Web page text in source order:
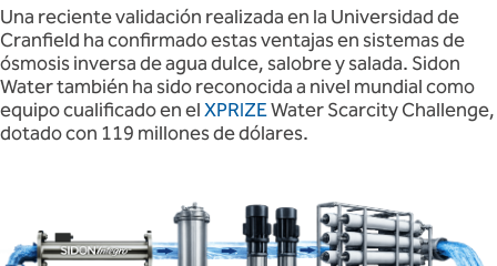
Una reciente validación realizada en la Universidad de
Cranfield ha confirmado estas ventajas en sistemas de
ósmosis inversa de agua dulce, salobre y salada. Sidon
Water también ha sido reconocida a nivel mundial como
equipo cualificado en elXPRIZEWater Scarcity Challenge,
dotado con 119 millones de dólares.